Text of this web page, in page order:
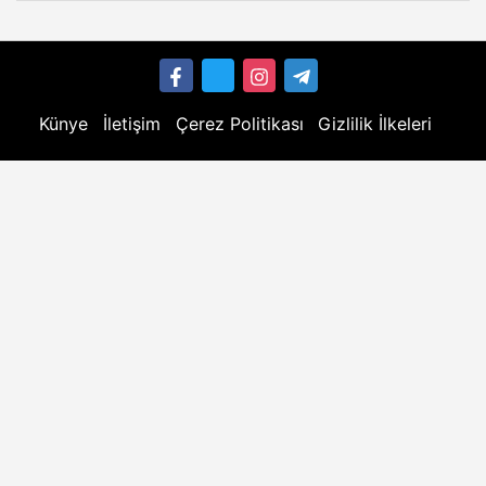
Künye İletişim Çerez Politikası Gizlilik İlkeleri